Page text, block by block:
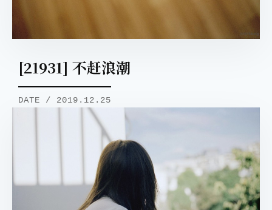
[21931] 不赶浪潮
DATE / 2019.12.25